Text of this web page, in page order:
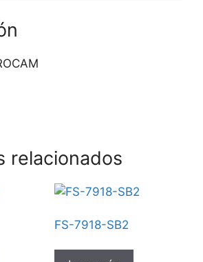
relacionados
FS-7918-SB2